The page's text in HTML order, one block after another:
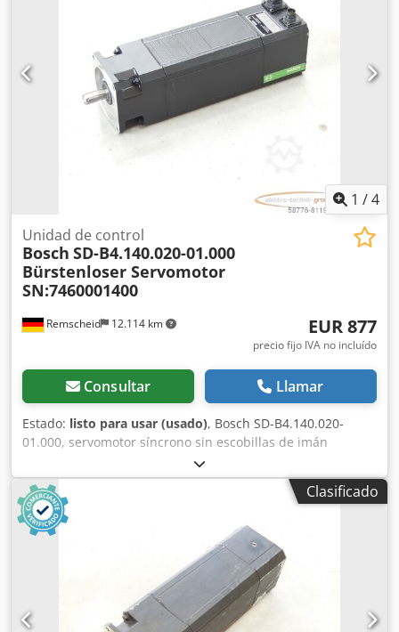
1 /4
Remscheid 12.114 km
Unidad de control
Bosch SD-B4.140.020-01.000
Bürstenloser Servomotor
SN:7460001400
EUR 877
precio fijo IVA no incluído
Consultar Llamar
Estado: listo para usar (usado), Bosch SD-B4.140.020-
01.000, servomotor síncrono sin escobillas de imán
permanente, número de serie: 7460001400. Usado, con
signos normales de uso, funcionamiento al 100%. El
alcance del suministro se corresponde con las fotografías.
Dcsdei D E Tzopfx Adwjk
Clasificado